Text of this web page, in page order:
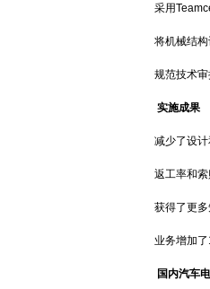
采用
将机械结
规范技术
实施成果
减少了设
返工率和
获得了更
业务增加
国内汽车